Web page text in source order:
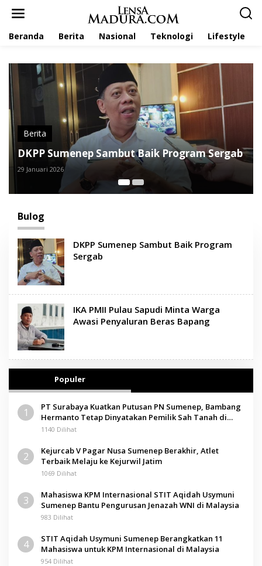
Beranda Berita Nasional Teknologi Lifestyle
Sambut Baik Program Sergab
Berita
IKA PMII
Bulog
DKPP Sumenep Sambut Baik Program
Sergab
IKA PMII Pulau Sapudi Minta Warga
Awasi Penyaluran Beras Bapang
Populer
1
PT Surabaya Kuatkan Putusan PN Sumenep, Bambang
Hermanto Tetap Dinyatakan Pemilik Sah Tanah di
Pamolokan
1140 Dilihat
2
Kejurcab V Pagar Nusa Sumenep Berakhir, Atlet
Terbaik Melaju ke Kejurwil Jatim
1069 Dilihat
3
Mahasiswa KPM Internasional STIT Aqidah Usymuni
Sumenep Bantu Pengurusan Jenazah WNI di Malaysia
983 Dilihat
4
STIT Aqidah Usymuni Sumenep Berangkatkan 11
Mahasiswa untuk KPM Internasional di Malaysia
954 Dilihat